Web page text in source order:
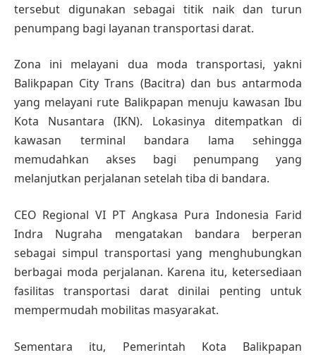
tersebut digunakan sebagai titik naik dan turun
penumpang bagi layanan transportasi darat.
Zona ini melayani dua moda transportasi, yakni
Balikpapan City Trans (Bacitra) dan bus antarmoda
yang melayani rute Balikpapan menuju kawasan Ibu
Kota Nusantara (IKN). Lokasinya ditempatkan di
kawasan terminal bandara lama sehingga
memudahkan akses bagi penumpang yang
melanjutkan perjalanan setelah tiba di bandara.
CEO Regional VI PT Angkasa Pura Indonesia Farid
Indra Nugraha mengatakan bandara berperan
sebagai simpul transportasi yang menghubungkan
berbagai moda perjalanan. Karena itu, ketersediaan
fasilitas transportasi darat dinilai penting untuk
mempermudah mobilitas masyarakat.
Sementara itu, Pemerintah Kota Balikpapan